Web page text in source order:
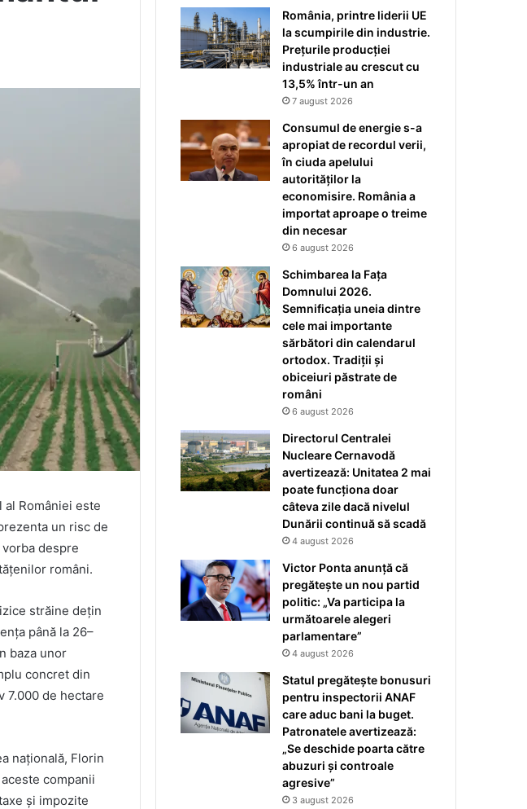
al României este
un risc de
despre
români.
străine dețin
până la 26–
baza unor
concret din
7.000 de hectare
națională, Florin
companii
și impozite
România, printre liderii UE
la scumpirile din industrie.
Prețurile producției
industriale au crescut cu
13,5% într-un an
7 august 2026
Consumul de energie s-a
apropiat de recordul verii,
în ciuda apelului
autorităților la
economisire. România a
importat aproape o treime
din necesar
6 august 2026
Schimbarea la Fața
Domnului 2026.
Semnificația uneia dintre
cele mai importante
sărbători din calendarul
ortodox. Tradiții și
obiceiuri păstrate de
români
6 august 2026
Directorul Centralei
Nucleare Cernavodă
avertizează: Unitatea 2 mai
poate funcționa doar
câteva zile dacă nivelul
Dunării continuă să scadă
4 august 2026
Victor Ponta anunță că
pregătește un nou partid
politic: „Va participa la
următoarele alegeri
parlamentare”
4 august 2026
Statul pregătește bonusuri
pentru inspectorii ANAF
care aduc bani la buget.
Patronatele avertizează:
„Se deschide poarta către
abuzuri și controale
agresive”
3 august 2026